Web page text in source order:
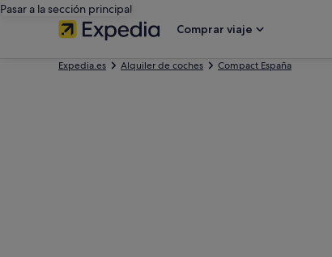
Pasar a la sección principal
Comprar viaje
Expedia.es Alquiler de coches Compact España